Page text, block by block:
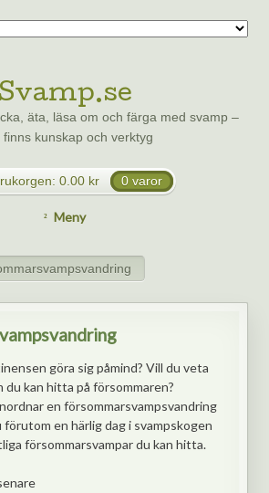
Svamp.se
äta, läsa om och färga med svamp –
finns kunskap och verktyg
0.00 kr 0 varor
Meny
göra sig påmind? Vill du veta
du kan hitta på försommaren?
en försommarsvampsvandring
en härlig dag i svampskogen
försommarsvampar du kan hitta.